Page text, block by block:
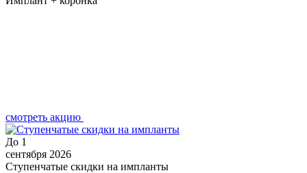
смотреть акцию
До 1
сентября 2026
Ступенчатые скидки на импланты